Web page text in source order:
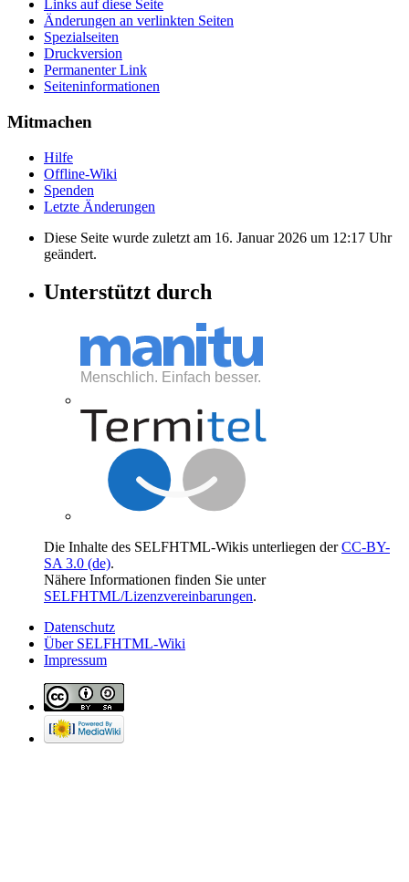
Links auf diese Seite
Änderungen an verlinkten Seiten
Spezialseiten
Druckversion
Permanenter Link
Seiten­informationen
Mitmachen
Hilfe
Offline-Wiki
Spenden
Letzte Änderungen
Diese Seite wurde zuletzt am 16. Januar 2026 um 12:17 Uhr
geändert.
Unterstützt durch
Die Inhalte des SELFHTML-Wikis unterliegen derCC-BY-
SA 3.0 (de).
Nähere Informationen finden Sie unter
SELFHTML/Lizenzvereinbarungen.
Datenschutz
Über SELFHTML-Wiki
Impressum